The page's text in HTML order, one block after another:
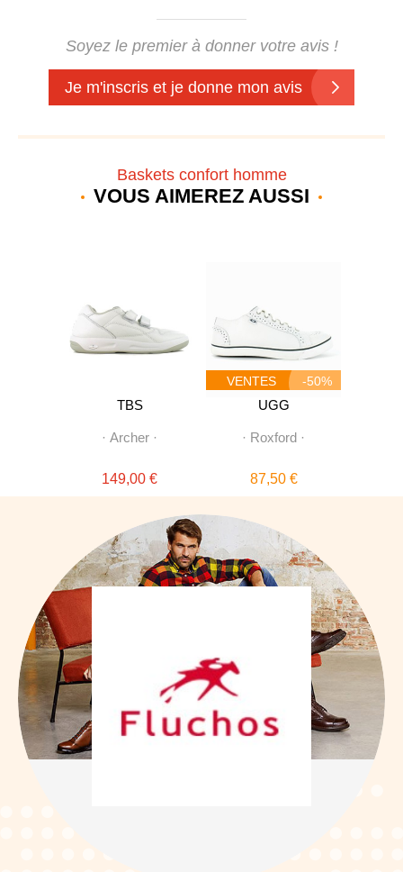
Soyez le premier à donner votre avis !
Je m'inscris et je donne mon avis
Baskets confort homme
VOUS AIMEREZ AUSSI
TBS
· Archer ·
149,00 €
VENTES
PRIVEES
-50%
UGG
· Roxford ·
87,50 €